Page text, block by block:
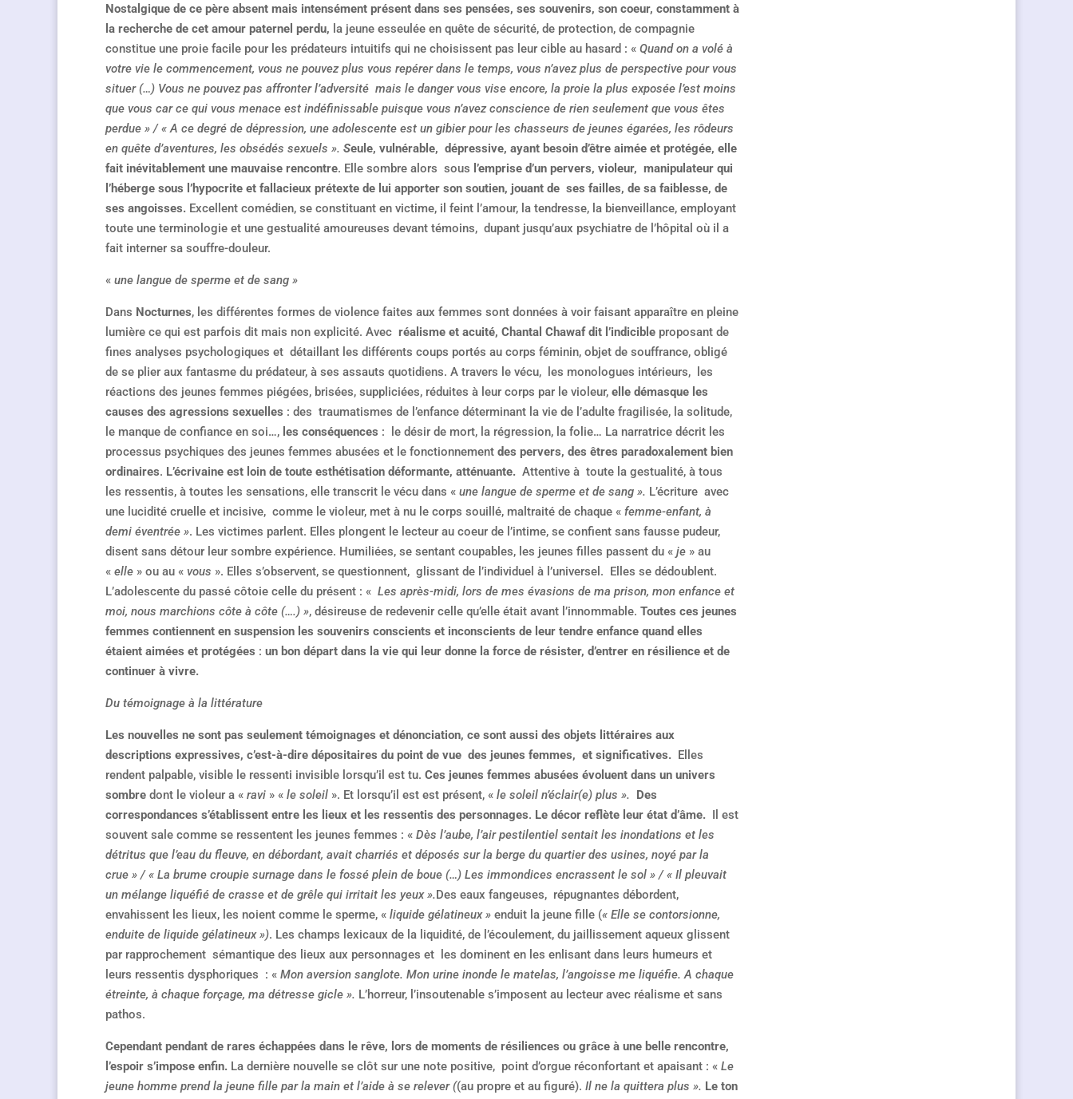
Nostalgique de ce père absent mais intensément présent dans ses pensées, ses souvenirs, son coeur, constamment à
la recherche de cet amour paternel perdu, la jeune esseulée en quête de sécurité, de protection, de compagnie
constitue une proie facile pour les prédateurs intuitifs qui ne choisissent pas leur cible au hasard : « Quand on a volé à
votre vie le commencement, vous ne pouvez plus vous repérer dans le temps, vous n’avez plus de perspective pour vous
situer (…) Vous ne pouvez pas affronter l’adversité mais le danger vous vise encore, la proie la plus exposée l’est moins
que vous car ce qui vous menace est indéfinissable puisque vous n’avez conscience de rien seulement que vous êtes
perdue » / « A ce degré de dépression, une adolescente est un gibier pour les chasseurs de jeunes égarées, les rôdeurs
en quête d’aventures, les obsédés sexuels ». Seule, vulnérable, dépressive, ayant besoin d’être aimée et protégée, elle
fait inévitablement une mauvaise rencontre. Elle sombre alors sous l’emprise d’un pervers, violeur, manipulateur qui
l’héberge sous l’hypocrite et fallacieux prétexte de lui apporter son soutien, jouant de ses failles, de sa faiblesse, de
ses angoisses. Excellent comédien, se constituant en victime, il feint l’amour, la tendresse, la bienveillance, employant
toute une terminologie et une gestualité amoureuses devant témoins, dupant jusqu’aux psychiatre de l’hôpital où il a
fait interner sa souffre-douleur.
« une langue de sperme et de sang »
Dans Nocturnes, les différentes formes de violence faites aux femmes sont données à voir faisant apparaître en pleine
lumière ce qui est parfois dit mais non explicité. Avec réalisme et acuité, Chantal Chawaf dit l’indicible proposant de
fines analyses psychologiques et détaillant les différents coups portés au corps féminin, objet de souffrance, obligé
de se plier aux fantasme du prédateur, à ses assauts quotidiens. A travers le vécu, les monologues intérieurs, les
réactions des jeunes femmes piégées, brisées, suppliciées, réduites à leur corps par le violeur, elle démasque les
causes des agressions sexuelles : des traumatismes de l’enfance déterminant la vie de l’adulte fragilisée, la solitude,
le manque de confiance en soi…, les conséquences : le désir de mort, la régression, la folie… La narratrice décrit les
processus psychiques des jeunes femmes abusées et le fonctionnement des pervers, des êtres paradoxalement bien
ordinaires. L’écrivaine est loin de toute esthétisation déformante, atténuante. Attentive à toute la gestualité, à tous
les ressentis, à toutes les sensations, elle transcrit le vécu dans « une langue de sperme et de sang ». L’écriture avec
une lucidité cruelle et incisive, comme le violeur, met à nu le corps souillé, maltraité de chaque « femme-enfant, à
demi éventrée ». Les victimes parlent. Elles plongent le lecteur au coeur de l’intime, se confient sans fausse pudeur,
disent sans détour leur sombre expérience. Humiliées, se sentant coupables, les jeunes filles passent du « je » au
« elle » ou au « vous ». Elles s’observent, se questionnent, glissant de l’individuel à l’universel. Elles se dédoublent.
L’adolescente du passé côtoie celle du présent : « Les après-midi, lors de mes évasions de ma prison, mon enfance et
moi, nous marchions côte à côte (….) », désireuse de redevenir celle qu’elle était avant l’innommable. Toutes ces jeunes
femmes contiennent en suspension les souvenirs conscients et inconscients de leur tendre enfance quand elles
étaient aimées et protégées : un bon départ dans la vie qui leur donne la force de résister, d’entrer en résilience et de
continuer à vivre.
Du témoignage à la littérature
Les nouvelles ne sont pas seulement témoignages et dénonciation, ce sont aussi des objets littéraires aux
descriptions expressives, c’est-à-dire dépositaires du point de vue des jeunes femmes, et significatives. Elles
rendent palpable, visible le ressenti invisible lorsqu’il est tu. Ces jeunes femmes abusées évoluent dans un univers
sombre dont le violeur a « ravi » « le soleil ». Et lorsqu’il est est présent, « le soleil n’éclair(e) plus ». Des
correspondances s’établissent entre les lieux et les ressentis des personnages. Le décor reflète leur état d’âme. Il est
souvent sale comme se ressentent les jeunes femmes : « Dès l’aube, l’air pestilentiel sentait les inondations et les
détritus que l’eau du fleuve, en débordant, avait charriés et déposés sur la berge du quartier des usines, noyé par la
crue » / « La brume croupie surnage dans le fossé plein de boue (…) Les immondices encrassent le sol » / « Il pleuvait
un mélange liquéfié de crasse et de grêle qui irritait les yeux ».Des eaux fangeuses, répugnantes débordent,
envahissent les lieux, les noient comme le sperme, « liquide gélatineux » enduit la jeune fille (« Elle se contorsionne,
enduite de liquide gélatineux »). Les champs lexicaux de la liquidité, de l’écoulement, du jaillissement aqueux glissent
par rapprochement sémantique des lieux aux personnages et les dominent en les enlisant dans leurs humeurs et
leurs ressentis dysphoriques : « Mon aversion sanglote. Mon urine inonde le matelas, l’angoisse me liquéfie. A chaque
étreinte, à chaque forçage, ma détresse gicle ». L’horreur, l’insoutenable s’imposent au lecteur avec réalisme et sans
pathos.
Cependant pendant de rares échappées dans le rêve, lors de moments de résiliences ou grâce à une belle rencontre,
l’espoir s’impose enfin. La dernière nouvelle se clôt sur une note positive, point d’orgue réconfortant et apaisant : « Le
jeune homme prend la jeune fille par la main et l’aide à se relever ((au propre et au figuré). Il ne la quittera plus ». Le ton